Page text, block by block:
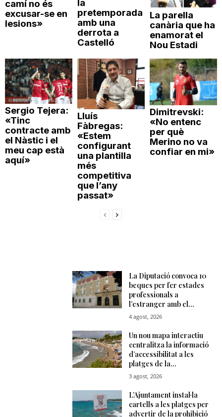
camí no és
excusar-se en
lesions»
la
pretemporada
amb una
derrota a
Castelló
La parella
canària que ha
enamorat el
Nou Estadi
Sergio Tejera:
«Tinc
contracte amb
el Nàstic i el
meu cap està
aquí»
Lluís
Fàbregas:
«Estem
configurant
una plantilla
més
competitiva
que l’any
passat»
Dimitrevski:
«No entenc
per què
Merino no va
confiar en mi»